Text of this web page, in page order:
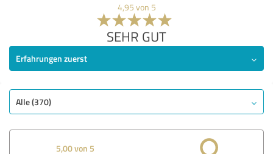
4,95 von 5
SEHR GUT
Erfahrungen zuerst
Alle (370)
5,00 von 5